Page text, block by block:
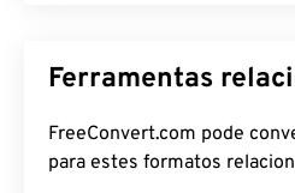
Ferramentas
FreeConvert.com pode
para estes formatos